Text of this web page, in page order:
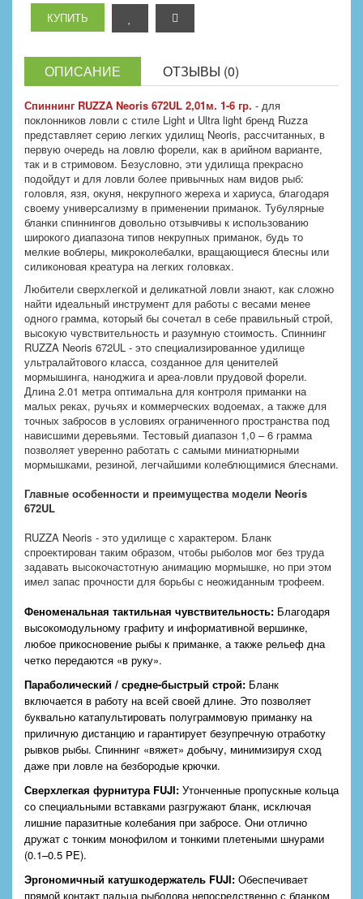
ОПИСАНИЕ ОТЗЫВЫ (0)
Спиннинг RUZZA Neoris 672UL 2,01м. 1-6 гр. - для
поклонников ловли с стиле Light и Ultra light бренд Ruzza
представляет серию легких удилищ Neoris, рассчитанных, в
первую очередь на ловлю форели, как в арийном варианте,
так и в стримовом. Безусловно, эти удилища прекрасно
подойдут и для ловли более привычных нам видов рыб:
головля, язя, окуня, некрупного жереха и хариуса, благодаря
своему универсализму в применении приманок. Тубулярные
бланки спиннингов довольно отзывчивы к использованию
широкого диапазона типов некрупных приманок, будь то
мелкие воблеры, микроколебалки, вращающиеся блесны или
силиконовая креатура на легких головках.
Любители сверхлегкой и деликатной ловли знают, как сложно
найти идеальный инструмент для работы с весами менее
одного грамма, который бы сочетал в себе правильный строй,
высокую чувствительность и разумную стоимость. Спиннинг
RUZZA Neoris 672UL - это специализированное удилище
ультралайтового класса, созданное для ценителей
мормышинга, наноджига и ареа-ловли прудовой форели.
Длина 2.01 метра оптимальна для контроля приманки на
малых реках, ручьях и коммерческих водоемах, а также для
точных забросов в условиях ограниченного пространства под
нависшими деревьями. Тестовый диапазон 1,0 – 6 грамма
позволяет уверенно работать с самыми миниатюрными
мормышками, резиной, легчайшими колеблющимися блеснами.
Главные особенности и преимущества модели Neoris
672UL
RUZZA Neoris - это удилище с характером. Бланк
спроектирован таким образом, чтобы рыболов мог без труда
задавать высокочастотную анимацию мормышке, но при этом
имел запас прочности для борьбы с неожиданным трофеем.
Феноменальная тактильная чувствительность: Благодаря
высокомодульному графиту и информативной вершинке,
любое прикосновение рыбы к приманке, а также рельеф дна
четко передаются «в руку».
Параболический / средне-быстрый строй: Бланк
включается в работу на всей своей длине. Это позволяет
буквально катапультировать полуграммовую приманку на
приличную дистанцию и гарантирует безупречную отработку
рывков рыбы. Спиннинг «вяжет» добычу, минимизируя сход
даже при ловле на безбородые крючки.
Сверхлегкая фурнитура FUJI: Утонченные пропускные кольца
со специальными вставками разгружают бланк, исключая
лишние паразитные колебания при забросе. Они отлично
дружат с тонким монофилом и тонкими плетеными шнурами
(0.1–0.5 PE).
Эргономичный катушкодержатель FUJI: Обеспечивает
прямой контакт пальца рыболова непосредственно с бланком